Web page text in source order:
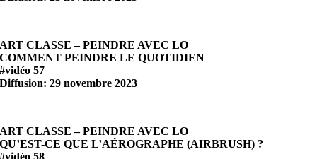
ART CLASSE – PEINDRE AVEC LO
COMMENT PEINDRE LE QUOTIDIEN
#vidéo 57
Diffusion: 29 novembre 2023
ART CLASSE – PEINDRE AVEC LO
QU’EST-CE QUE L’AÉROGRAPHE (AIRBRUSH) ?